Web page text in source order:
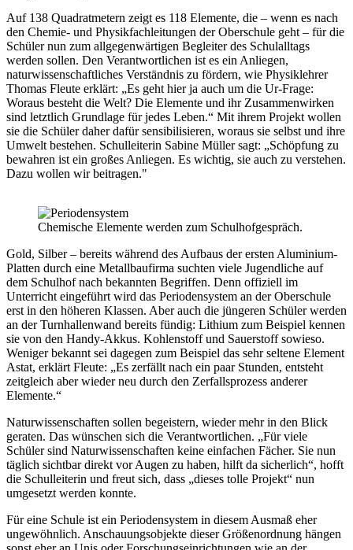
Auf 138 Quadratmetern zeigt es 118 Elemente, die – wenn es nach
den Chemie- und Physikfachleitungen der Oberschule geht – für die
Schüler nun zum allgegenwärtigen Begleiter des Schulalltags
werden sollen. Den Verantwortlichen ist es ein Anliegen,
naturwissenschaftliches Verständnis zu fördern, wie Physiklehrer
Thomas Fleute erklärt: „Es geht hier ja auch um die Ur-Frage:
Woraus besteht die Welt? Die Elemente und ihr Zusammenwirken
sind letztlich Grundlage für jedes Leben.“ Mit ihrem Projekt wollen
sie die Schüler daher dafür sensibilisieren, woraus sie selbst und ihre
Umwelt bestehen. Schulleiterin Sabine Müller sagt: „Schöpfung zu
bewahren ist ein großes Anliegen. Es wichtig, sie auch zu verstehen.
Dazu wollen wir beitragen."
Chemische Elemente werden zum Schulhofgespräch.
Gold, Silber – bereits während des Aufbaus der ersten Aluminium-
Platten durch eine Metallbaufirma suchten viele Jugendliche auf
dem Schulhof nach bekannten Begriffen. Denn offiziell im
Unterricht eingeführt wird das Periodensystem an der Oberschule
erst in den höheren Klassen. Aber auch die jüngeren Schüler werden
an der Turnhallenwand bereits fündig: Lithium zum Beispiel kennen
sie von den Handy-Akkus. Kohlenstoff und Sauerstoff sowieso.
Weniger bekannt sei dagegen zum Beispiel das sehr seltene Element
Astat, erklärt Fleute: „Es zerfällt nach ein paar Stunden, entsteht
zeitgleich aber wieder neu durch den Zerfallsprozess anderer
Elemente.“
Naturwissenschaften sollen begeistern, wieder mehr in den Blick
geraten. Das wünschen sich die Verantwortlichen. „Für viele
Schüler sind Naturwissenschaften keine einfachen Fächer. Sie nun
täglich sichtbar direkt vor Augen zu haben, hilft da sicherlich“, hofft
die Schulleiterin und freut sich, dass „dieses tolle Projekt“ nun
umgesetzt werden konnte.
Für eine Schule ist ein Periodensystem in diesem Ausmaß eher
ungewöhnlich. Anschauungsobjekte dieser Größenordnung hängen